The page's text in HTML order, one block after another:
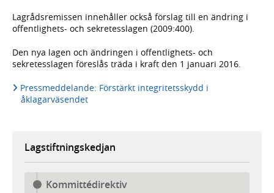
Lagrådsremissen innehåller också förslag till en ändring i
offentlighets- och sekretesslagen (2009:400).
Den nya lagen och ändringen i offentlighets- och
sekretesslagen föreslås träda i kraft den 1 januari 2016.
Pressmeddelande: Förstärkt integritetsskydd i
åklagarväsendet
Lagstiftningskedjan
Kommittédirektiv